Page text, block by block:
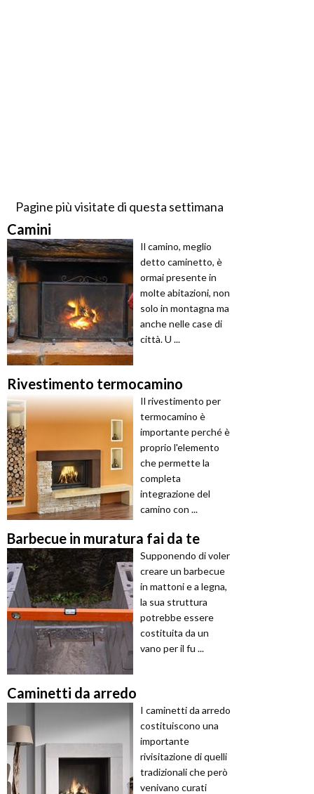
Pagine più visitate di questa settimana
Camini
Il camino, meglio
detto caminetto, è
ormai presente in
molte abitazioni, non
solo in montagna ma
anche nelle case di
città. U ...
Rivestimento termocamino
Il rivestimento per
termocamino è
importante perché è
proprio l'elemento
che permette la
completa
integrazione del
camino con ...
Barbecue in muratura fai da te
Supponendo di voler
creare un barbecue
in mattoni e a legna,
la sua struttura
potrebbe essere
costituita da un
vano per il fu ...
Caminetti da arredo
I caminetti da arredo
costituiscono una
importante
rivisitazione di quelli
tradizionali che però
venivano curati